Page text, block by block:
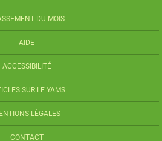
DU MOIS
AIDE
ACCESSIBILITÉ
SUR LE YAMS
LÉGALES
CONTACT